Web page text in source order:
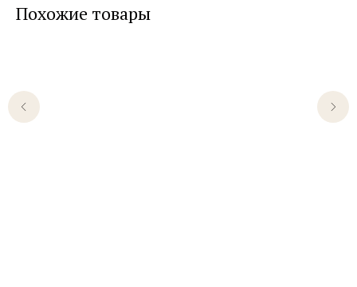
Похожие товары